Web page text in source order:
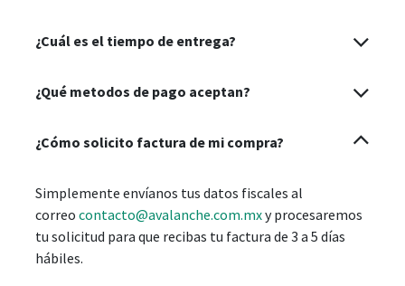
¿Cuál es el tiempo de entrega?
¿Qué metodos de pago aceptan?
¿Cómo solicito factura de mi compra?
Simplemente envíanos tus datos fiscales al
correo contacto@avalanche.com.mxy procesaremos
tu solicitud para que recibas tu factura de 3 a 5 días
hábiles.